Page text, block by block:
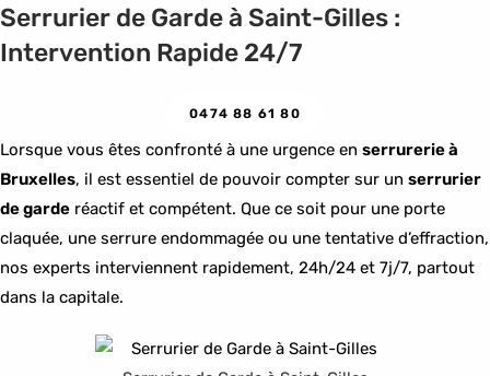
Serrurier de Garde à Saint-Gilles :
Intervention Rapide 24/7
0474 88 61 80
Lorsque vous êtes confronté à une urgence en serrurerie à
Bruxelles, il est essentiel de pouvoir compter sur un serrurier
de garde réactif et compétent. Que ce soit pour une porte
claquée, une serrure endommagée ou une tentative d’effraction,
nos experts interviennent rapidement, 24h/24 et 7j/7, partout
dans la capitale.